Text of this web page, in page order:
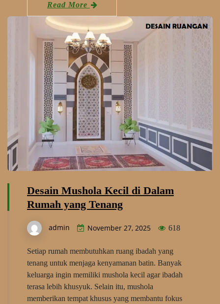
Read More
Desain Mushola Kecil di Dalam
Rumah yang Tenang
admin November 27, 2025 618
Setiap rumah membutuhkan ruang ibadah yang
tenang untuk menjaga kenyamanan batin. Banyak
keluarga ingin memiliki mushola kecil agar ibadah
terasa lebih khusyuk. Selain itu, mushola
memberikan tempat khusus yang membantu fokus